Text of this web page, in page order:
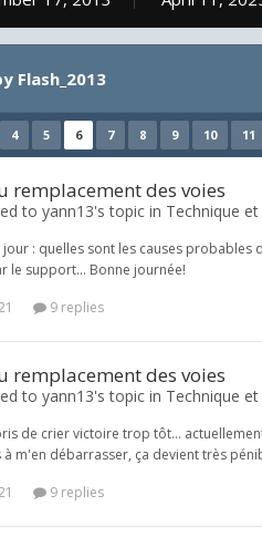
Flash_2013
4 5 6 7 8 9 10 11
remplacement des voies
to yann13's topic in Technique et
jour : quelles sont les causes
le support... Bonne journée!
9 replies
remplacement des voies
to yann13's topic in Technique et
de crier victoire trop tôt...
m'en débarrasser, ça devient très
9 replies